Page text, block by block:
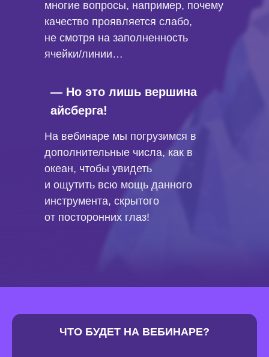
На вебинаре мы погрузимся в
дополнительные числа, как в
океан, чтобы увидеть
и ощутить всю мощь данного
инструмента, скрытого
от посторонних глаз!
многие вопросы, например, почему
качество проявляется слабо,
не смотря на заполненность
ячейки/линии…
— Но это лишь вершина
айсберга!
ЧТО БУДЕТ НА ВЕБИНАРЕ?